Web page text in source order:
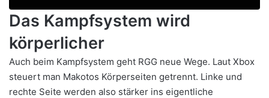
Das Kampfsystem wird
körperlicher
Auch beim Kampfsystem geht RGG neue Wege. Laut Xbox
steuert man Makotos Körperseiten getrennt. Linke und
rechte Seite werden also stärker ins eigentliche